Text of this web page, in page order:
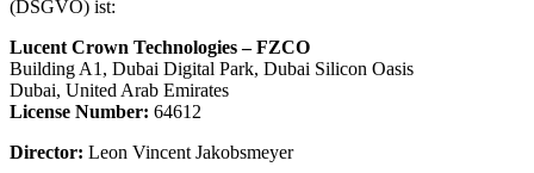
(DSGVO) ist:
Lucent Crown Technologies – FZCO
Building A1, Dubai Digital Park, Dubai Silicon Oasis
Dubai, United Arab Emirates
License Number: 64612
Director: Leon Vincent Jakobsmeyer